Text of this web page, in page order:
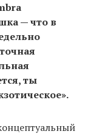
— что в
ты